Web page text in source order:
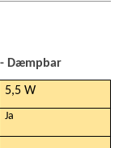
- Dæmpbar
5,5 W
Ja